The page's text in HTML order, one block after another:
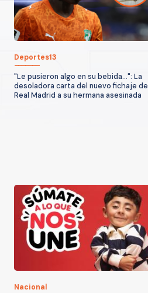
Deportes13
"Le pusieron algo en su bebida...": La
desoladora carta del nuevo fichaje del
Real Madrid a su hermana asesinada
Nacional